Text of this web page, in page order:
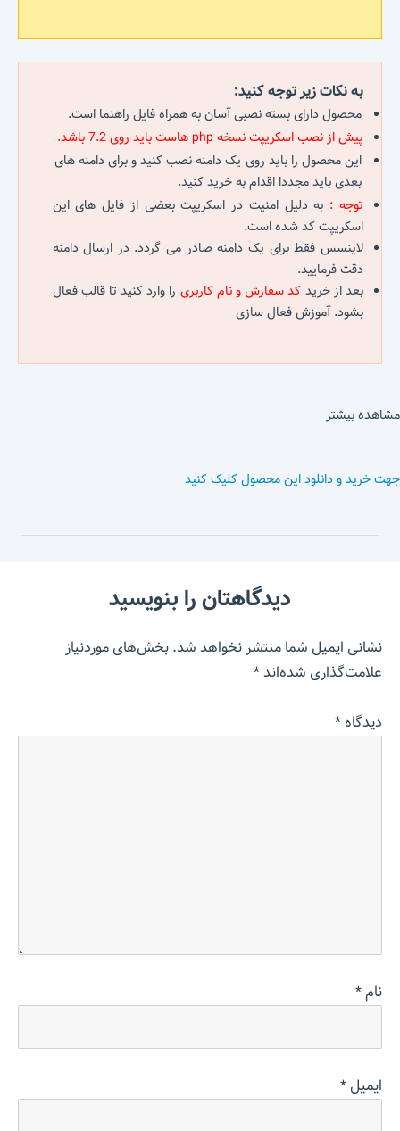
به نکات زیر توجه کنید:
محصول دارای بسته نصبی آسان به همراه فایل راهنما است.
پیش از نصب اسکریپت نسخه php هاست باید روی 7.2 باشد.
این محصول را باید روی یک دامنه نصب کنید و برای دامنه های
بعدی باید مجددا اقدام به خرید کنید.
توجه : به دلیل امنیت در اسکریپت بعضی از فایل های این
اسکریپت کد شده است.
لاینسس فقط برای یک دامنه صادر می گردد. در ارسال دامنه
دقت فرمایید.
بعد از خرید کد سفارش و نام کاربری را وارد کنید تا قالب فعال
بشود. آموزش فعال سازی
مشاهده بیشتر
جهت خرید و دانلود این محصول کلیک کنید
دیدگاهتان را بنویسید
نشانی ایمیل شما منتشر نخواهد شد.بخش‌های موردنیاز
علامت‌گذاری شده‌اند*
دیدگاه*
نام*
ایمیل*